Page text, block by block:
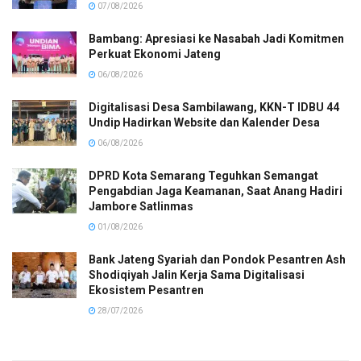
07/08/2026
Bambang: Apresiasi ke Nasabah Jadi Komitmen
Perkuat Ekonomi Jateng
06/08/2026
Digitalisasi Desa Sambilawang, KKN-T IDBU 44
Undip Hadirkan Website dan Kalender Desa
06/08/2026
DPRD Kota Semarang Teguhkan Semangat
Pengabdian Jaga Keamanan, Saat Anang Hadiri
Jambore Satlinmas
01/08/2026
Bank Jateng Syariah dan Pondok Pesantren Ash
Shodiqiyah Jalin Kerja Sama Digitalisasi
Ekosistem Pesantren
28/07/2026